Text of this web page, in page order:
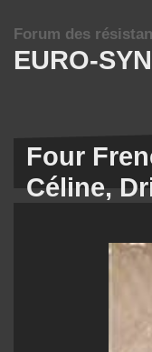
EURO-
Forum des
Four
Céline,